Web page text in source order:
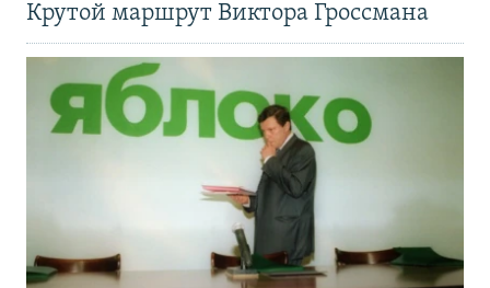
Крутой маршрут Виктора Гроссмана